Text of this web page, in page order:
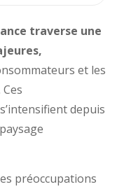
traverse une
et les
depuis
préoccupations